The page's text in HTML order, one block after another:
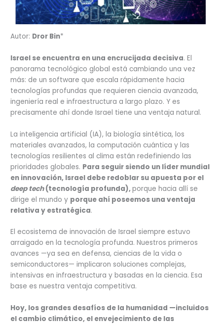
Autor: Dror Bin*
Israel se encuentra en una encrucijada decisiva. El
panorama tecnológico global está cambiando una vez
más: de un software que escala rápidamente hacia
tecnologías profundas que requieren ciencia avanzada,
ingeniería real e infraestructura a largo plazo. Y es
precisamente ahí donde Israel tiene una ventaja natural.
La inteligencia artificial (IA), la biología sintética, los
materiales avanzados, la computación cuántica y las
tecnologías resilientes al clima están redefiniendo las
prioridades globales. Para seguir siendo un líder mundial
en innovación, Israel debe redoblar su apuesta por el
deep tech(tecnología profunda),porque hacia allí se
dirige el mundo y porque ahí poseemos una ventaja
relativa y estratégica.
El ecosistema de innovación de Israel siempre estuvo
arraigado en la tecnología profunda. Nuestros primeros
avances —ya sea en defensa, ciencias de la vida o
semiconductores— implicaron soluciones complejas,
intensivas en infraestructura y basadas en la ciencia. Esa
base es nuestra ventaja competitiva.
Hoy, los grandes desafíos de la humanidad —incluidos
el cambio climático, el envejecimiento de las